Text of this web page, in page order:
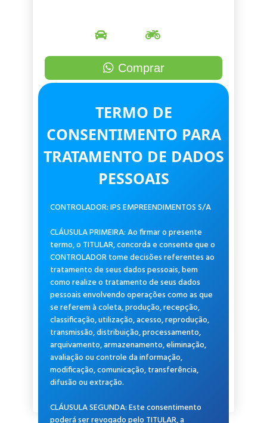
Comprar
charme!
TERMO DE
CONSENTIMENTO PARA
TRATAMENTO DE DADOS
PESSOAIS
CONTROLADOR: IPS EMPREENDIMENTOS S/A
CLÁUSULA PRIMEIRA: Ao firmar o presente
termo, o TITULAR, concorda e consente que o
CONTROLADOR tome decisões referentes ao
tratamento de seus dados pessoais, bem
como realize o tratamento de seus dados
pessoais envolvendo operações como as que
se referem à coleta, produção, recepção,
classificação, utilização, acesso, reprodução,
transmissão, distribuição, processamento,
arquivamento, armazenamento, eliminação,
avaliação ou controle da informação,
modificação, comunicação, transferência,
difusão ou extração.
CLÁUSULA SEGUNDA: Este consentimento